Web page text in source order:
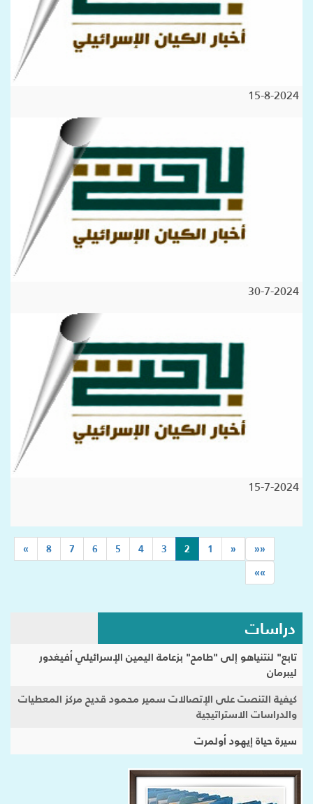
15-8-2024
30-7-2024
15-7-2024
««
«
1
2
(current)
3
4
5
6
7
8
»
»»
دراسات
تابع" لنتنياهو إلى "طامح" بزعامة اليمين الإسرائيلي أفيغدور
ليبرمان
كيفية التنصت على الإتصالات سمير محمود قديح مركز المعطيات
والدراسات الاستراتيجية
سيرة حياة إيهود أولمرت